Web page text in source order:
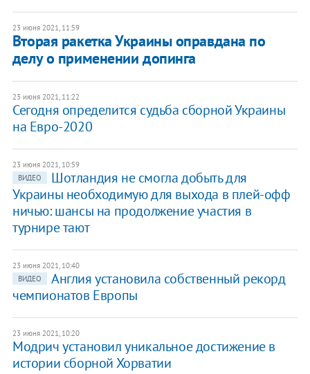
23 июня 2021, 11:59
Вторая ракетка Украины оправдана по
делу о применении допинга
23 июня 2021, 11:22
Сегодня определится судьба сборной Украины
на Евро-2020
23 июня 2021, 10:59
ВИДЕО
Шотландия не смогла добыть для
Украины необходимую для выхода в плей-офф
ничью: шансы на продолжение участия в
турнире тают
23 июня 2021, 10:40
ВИДЕО
Англия установила собственный рекорд
чемпионатов Европы
23 июня 2021, 10:20
Модрич установил уникальное достижение в
истории сборной Хорватии